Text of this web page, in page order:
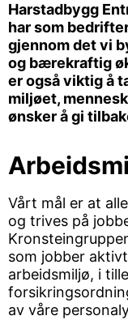
Harstadbygg
har som
gjennom det vi
og bærekraftig
er også viktig å
miljøet,
ønsker å gi
Vårt mål er at
og trives på
som jobber
arbeidsmiljø, i
av våre